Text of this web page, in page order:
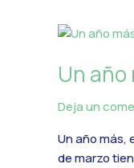
Un año
Deja un
Un año más,
de marzo
Un
más
#ASLAN2023